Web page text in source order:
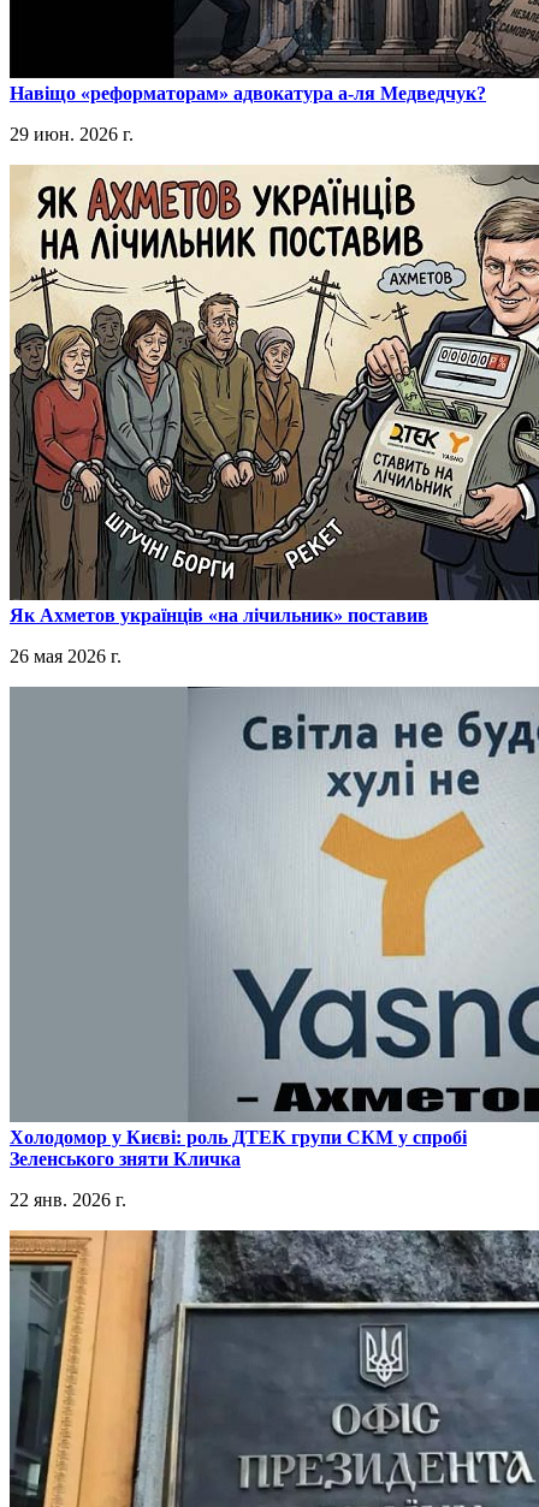
​Навіщо «реформаторам» адвокатура а-ля Медведчук?
29 июн. 2026 г.
​Як Ахметов українців «на лічильник» поставив
26 мая 2026 г.
​Холодомор у Києві: роль ДТЕК групи СКМ у спробі
Зеленського зняти Кличка
22 янв. 2026 г.